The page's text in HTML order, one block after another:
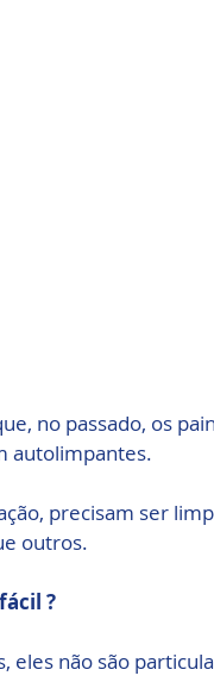
no passado, os
autolimpantes.
precisam ser
outros.
?
eles não são